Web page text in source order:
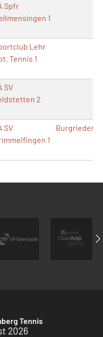
Spfr
1
Lehr
Tennis 1
SV
2
SV
1
Burgrieden
Tennis
2026